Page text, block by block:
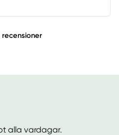
recensioner
alla vardagar.